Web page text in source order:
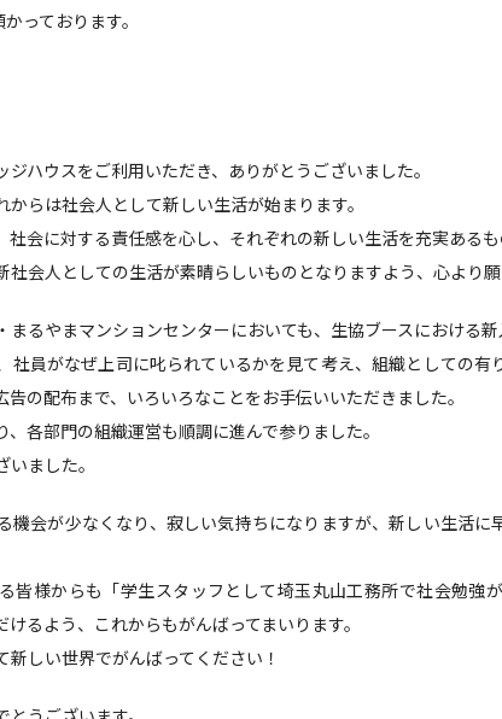
っております。
ジハウスをご利用いただき、ありがとうございました。
らは社会人として新しい生活が始まります。
社会に対する責任感を心し、それぞれの新しい生活を充実あるも
社会人としての生活が素晴らしいものとなりますよう、心より願
まるやまマンションセンターにおいても、生協ブースにおける新
社員がなぜ上司に叱られているかを見て考え、組織としての
告の配布まで、いろいろなことをお手伝いいただきました。
各部門の組織運営も順調に進んで参りました。
ました。
機会が少なくなり、寂しい気持ちになりますが、新しい生活
皆様からも「学生スタッフとして埼玉丸山工務所で社会勉強
るよう、これからもがんばってまいります。
しい世界でがんばってください！